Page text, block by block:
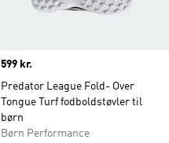
Price
599 kr.
Predator League Fold- Over
Tongue Turf fodboldstøvler til
børn
Børn Performance